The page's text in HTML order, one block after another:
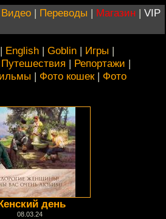
Видео | Переводы | Магазин | VIP
| English | Goblin | Игры |
Путешествия | Репортажи |
| Фото кошек| Фото
день
08.03.24